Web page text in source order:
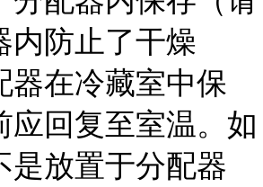
内防止了干燥
器在冷藏室中保
应回复至室温。如
是放置于分配器